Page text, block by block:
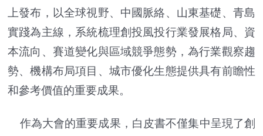
上發布，以全球視野、中國脈絡、山東基礎、青島
實踐為主線，系統梳理創投風投行業發展格局、資
本流向、賽道變化與區域競爭態勢，為行業觀察趨
勢、機構布局項目、城市優化生態提供具有前瞻性
和參考價值的重要成果。
作為大會的重要成果，白皮書不僅集中呈現了創